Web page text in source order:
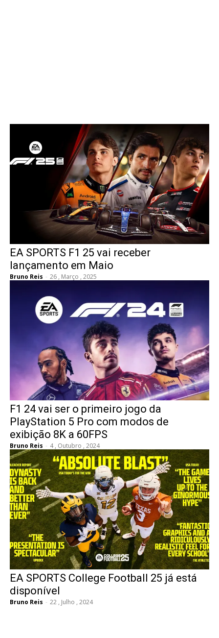
EA SPORTS F1 25 vai receber
lançamento em Maio
Bruno Reis - 26 , Março , 2025
F1 24 vai ser o primeiro jogo da
PlayStation 5 Pro com modos de
exibição 8K a 60FPS
Bruno Reis - 4 , Outubro , 2024
EA SPORTS College Football 25 já está
disponível
Bruno Reis - 22 , Julho , 2024